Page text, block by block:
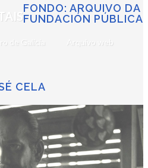
de Galicia Arquivo web
FONDO: ARQUIVO DA
FUNDACIÓN PÚBLICA
CELA